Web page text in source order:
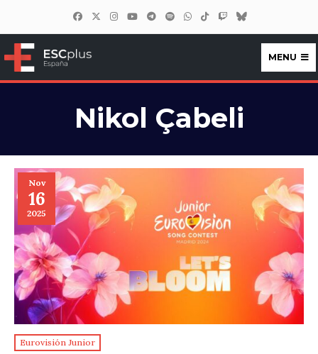
ESCplus España
MENU
Nikol Çabeli
Nov
16
2025
Eurovisión Junior